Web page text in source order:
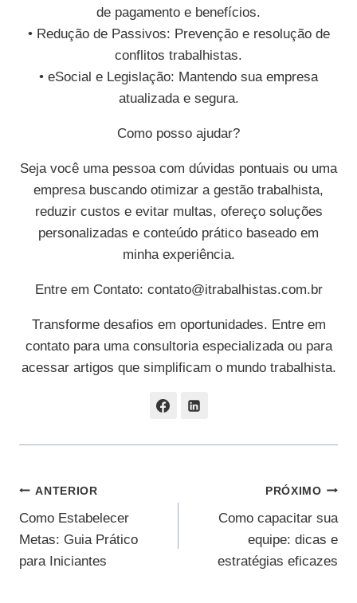
de pagamento e benefícios.
• Redução de Passivos: Prevenção e resolução de
conflitos trabalhistas.
• eSocial e Legislação: Mantendo sua empresa
atualizada e segura.
Como posso ajudar?
Seja você uma pessoa com dúvidas pontuais ou uma
empresa buscando otimizar a gestão trabalhista,
reduzir custos e evitar multas, ofereço soluções
personalizadas e conteúdo prático baseado em
minha experiência.
Entre em Contato: contato@itrabalhistas.com.br
Transforme desafios em oportunidades. Entre em
contato para uma consultoria especializada ou para
acessar artigos que simplificam o mundo trabalhista.
Navegação
De
Post
ANTERIOR
Como Estabelecer
Metas: Guia Prático
para Iniciantes
PRÓXIMO
Como capacitar sua
equipe: dicas e
estratégias eficazes